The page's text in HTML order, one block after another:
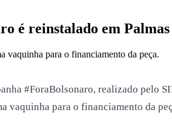
é reinstalado em
vaquinha para o financiamento da peça.
#ForaBolsonaro, realizado
vaquinha para o financiamento da